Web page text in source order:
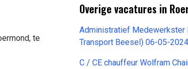
te
Overige vacatures in
Administratief Medewerkster
Transport Beesel) 06-05-2024
C / CE chauffeur Wolfram